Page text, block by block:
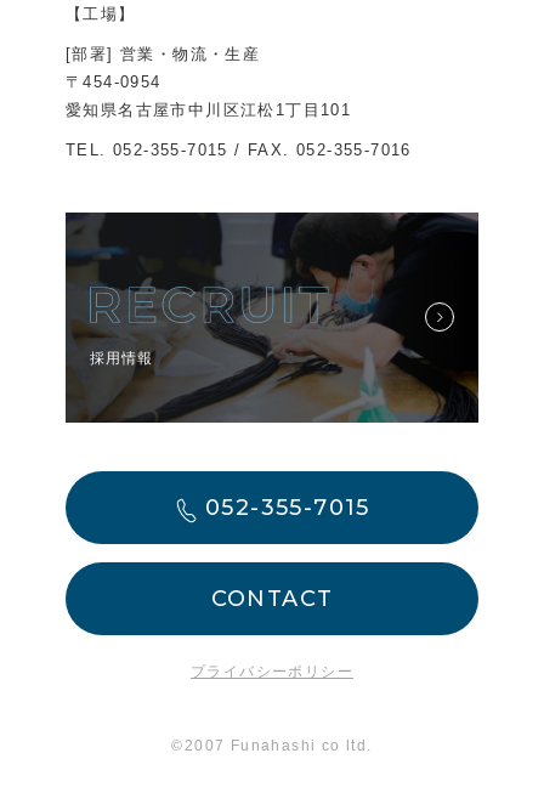
【工場】
[部署] 営業・物流・生産
〒454-0954
愛知県名古屋市中川区江松1丁目101
TEL. 052-355-7015 / FAX. 052-355-7016
採用情報
052-355-7015
CONTACT
プライバシーポリシー
©2007 Funahashi co ltd.